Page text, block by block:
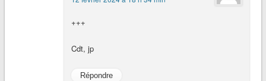
+++
Cdt, jp
Répondre